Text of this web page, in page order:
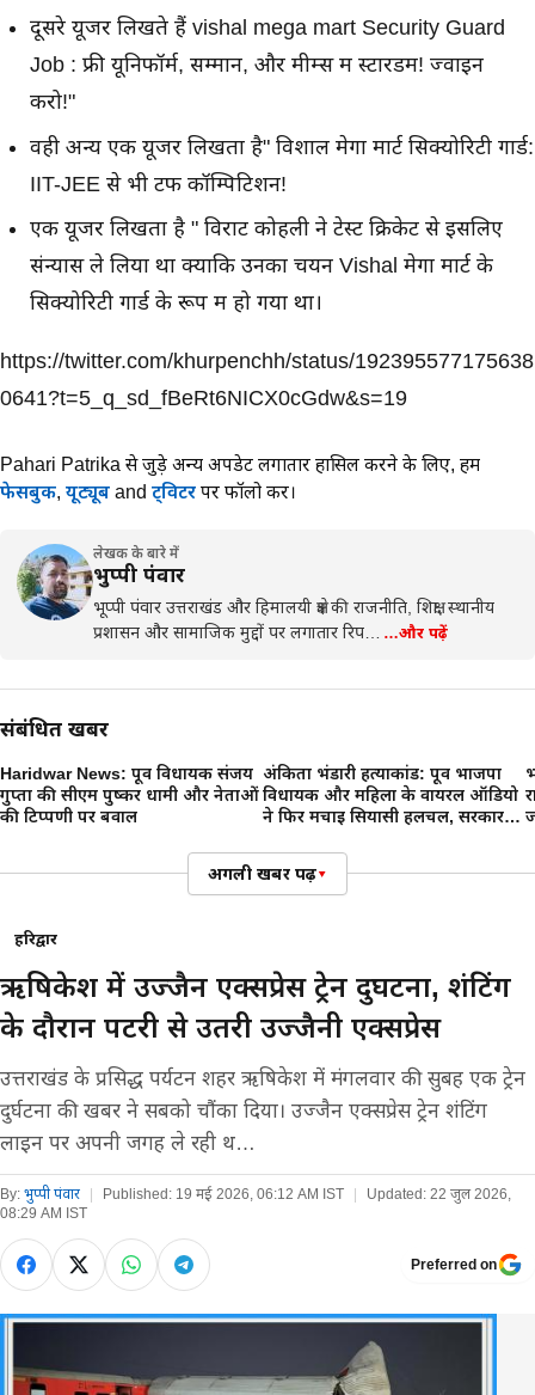
दूसरे यूजर लिखते हैं vishal mega mart Security Guard
Job : फ्री यूनिफॉर्म, सम्मान, और मीम्स में स्टारडम! ज्वाइन
करो!"
वही अन्य एक यूजर लिखता है" विशाल मेगा मार्ट सिक्योरिटी गार्ड:
IIT-JEE से भी टफ कॉम्पिटिशन!
एक यूजर लिखता है " विराट कोहली ने टेस्ट क्रिकेट से इसलिए
संन्यास ले लिया था क्योंकि उनका चयन Vishal मेगा मार्ट के
सिक्योरिटी गार्ड के रूप में हो गया था।
https://twitter.com/khurpenchh/status/192395577175638
0641?t=5_q_sd_fBeRt6NICX0cGdw&s=19
Pahari Patrika से जुड़े अन्य अपडेट लगातार हासिल करने के लिए, हमें
फेसबुक, यूट्यूब and ट्विटर पर फॉलो करें।
लेखक के बारे में
भुप्पी पंवार
भूप्पी पंवार उत्तराखंड और हिमालयी क्षेत्र की राजनीति, शिक्षा, स्थानीय
प्रशासन और सामाजिक मुद्दों पर लगातार रिप…
…और पढ़ें
संबंधित खबरें
Haridwar News: पूर्व विधायक संजय
गुप्ता की सीएम पुष्कर धामी और नेताओं
की टिप्पणी पर बवाल
अंकिता भंडारी हत्याकांड: पूर्व भाजपा
विधायक और महिला के वायरल ऑडियो
ने फिर मचाई सियासी हलचल, सरकार
अगली खबर पढ़ें▾
हरिद्वार
ऋषिकेश में उज्जैन एक्सप्रेस ट्रेन दुर्घटना, शंटिंग
के दौरान पटरी से उतरी उज्जैनी एक्सप्रेस
उत्तराखंड के प्रसिद्ध पर्यटन शहर ऋषिकेश में मंगलवार की सुबह एक ट्रेन
दुर्घटना की खबर ने सबको चौंका दिया। उज्जैन एक्सप्रेस ट्रेन शंटिंग
लाइन पर अपनी जगह ले रही थ…
By: भुप्पी पंवार Published: 19 मई 2026, 06:12 AM IST Updated: 22 जुल 2026,
08:29 AM IST
Preferred on